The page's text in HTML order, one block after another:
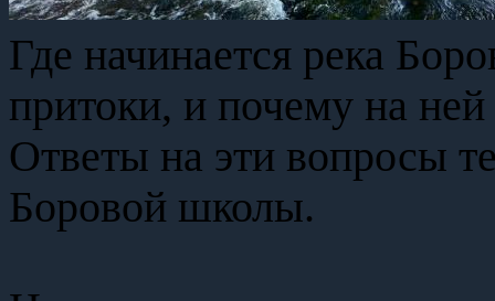
Где начинается река
притоки, и почему на
Ответы на эти вопросы
Боровой школы.